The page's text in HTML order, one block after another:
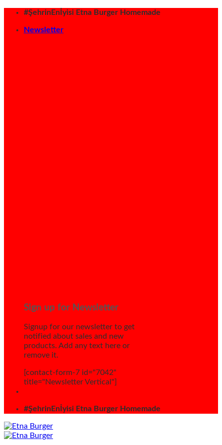
İçeriğe#ŞehrinEnİyisi Etna Burger Homemade
Newsletter
Sign up for Newsletter
Signup for our newsletter to get
notified about sales and new
products. Add any text here or
remove it.
[contact-form-7 id="7042"
title="Newsletter Vertical"]
#ŞehrinEnİyisi Etna Burger Homemade